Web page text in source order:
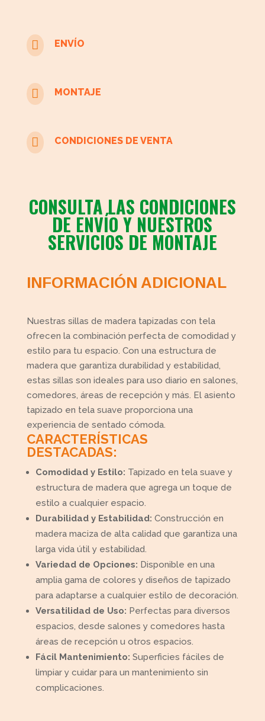
 ENVÍO
 MONTAJE
 CONDICIONES DE VENTA
CONSULTA LAS CONDICIONES
DE ENVÍO Y NUESTROS
SERVICIOS DE MONTAJE
INFORMACIÓN ADICIONAL
Nuestras sillas de madera tapizadas con tela
ofrecen la combinación perfecta de comodidad y
estilo para tu espacio. Con una estructura de
madera que garantiza durabilidad y estabilidad,
estas sillas son ideales para uso diario en salones,
comedores, áreas de recepción y más. El asiento
tapizado en tela suave proporciona una
experiencia de sentado cómoda.
CARACTERÍSTICAS
DESTACADAS:
Comodidad y Estilo: Tapizado en tela suave y
estructura de madera que agrega un toque de
estilo a cualquier espacio.
Durabilidad y Estabilidad: Construcción en
madera maciza de alta calidad que garantiza una
larga vida útil y estabilidad.
Variedad de Opciones: Disponible en una
amplia gama de colores y diseños de tapizado
para adaptarse a cualquier estilo de decoración.
Versatilidad de Uso: Perfectas para diversos
espacios, desde salones y comedores hasta
áreas de recepción u otros espacios.
Fácil Mantenimiento: Superficies fáciles de
limpiar y cuidar para un mantenimiento sin
complicaciones.